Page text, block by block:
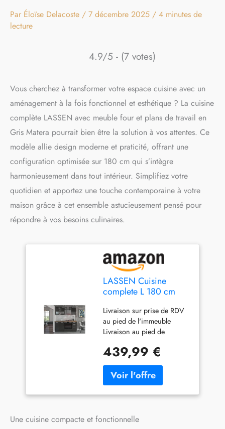
Par Éloïse Delacoste / 7 décembre 2025 / 4 minutes de
lecture
4.9/5 - (7 votes)
Vous cherchez à transformer votre espace cuisine avec un
aménagement à la fois fonctionnel et esthétique ? La cuisine
complète LASSEN avec meuble four et plans de travail en
Gris Matera pourrait bien être la solution à vos attentes. Ce
modèle allie design moderne et praticité, offrant une
configuration optimisée sur 180 cm qui s’intègre
harmonieusement dans tout intérieur. Simplifiez votre
quotidien et apportez une touche contemporaine à votre
maison grâce à cet ensemble astucieusement pensé pour
répondre à vos besoins culinaires.
LASSEN Cuisine
complete L 180 cm
plans de travail - Gris
Matera
Livraison sur prise de RDV
au pied de l'immeuble
Livraison au pied de
rendez-vous rapide ; délai
de livraison pouvant aller
jusqu'à 20 jours selon la
région
439,99 €
Une cuisine compacte et fonctionnelle